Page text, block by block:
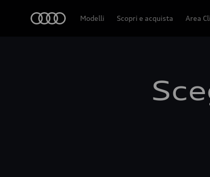
Modelli Scopri e acquista Area